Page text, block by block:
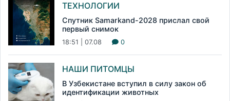
ТЕХНОЛОГИИ
Спутник Samarkand-2028 прислал свой
первый снимок
18:51 | 07.08 0
НАШИ ПИТОМЦЫ
В Узбекистане вступил в силу закон об
идентификации животных